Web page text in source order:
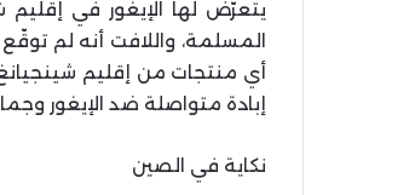
يتعرّض لها الإيغور في إقليم
المسلمة، واللافت أنه لم
أي منتجات من إقليم
إبادة متواصلة ضد الإيغور
نكاية في الصين